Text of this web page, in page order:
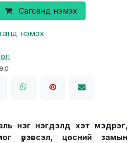
Сагсанд нэмэх
нэмэх
нэг нэгдэлд хэт мэдрэг,
үрэвсэл, цөсний замын